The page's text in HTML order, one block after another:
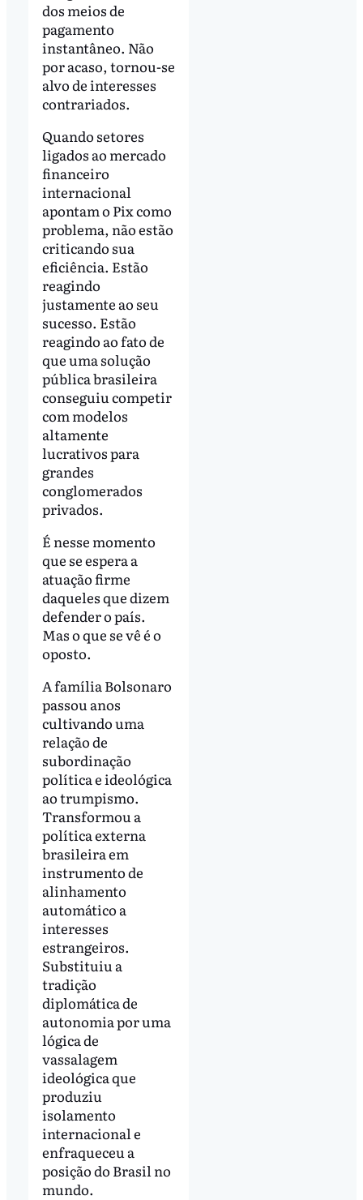
dos meios de
pagamento
instantâneo. Não
por acaso, tornou-se
alvo de interesses
contrariados.
Quando setores
ligados ao mercado
financeiro
internacional
apontam o Pix como
problema, não estão
criticando sua
eficiência. Estão
reagindo
justamente ao seu
sucesso. Estão
reagindo ao fato de
que uma solução
pública brasileira
conseguiu competir
com modelos
altamente
lucrativos para
grandes
conglomerados
privados.
É nesse momento
que se espera a
atuação firme
daqueles que dizem
defender o país.
Mas o que se vê é o
oposto.
A família Bolsonaro
passou anos
cultivando uma
relação de
subordinação
política e ideológica
ao trumpismo.
Transformou a
política externa
brasileira em
instrumento de
alinhamento
automático a
interesses
estrangeiros.
Substituiu a
tradição
diplomática de
autonomia por uma
lógica de
vassalagem
ideológica que
produziu
isolamento
internacional e
enfraqueceu a
posição do Brasil no
mundo.